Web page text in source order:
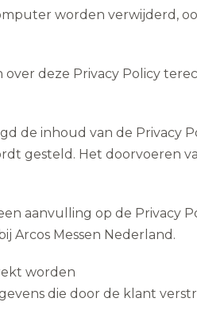
worden verwijderd,
deze Privacy Policy
de inhoud van de Privacy
gesteld. Het doorvoeren
aanvulling op de Privacy
Arcos Messen Nederland.
worden
die door de klant